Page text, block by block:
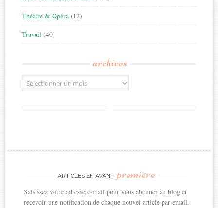
Théâtre & Opéra (12)
Travail (40)
archives
Archives
ARTICLES EN AVANT première
Saisissez votre adresse e-mail pour vous abonner au blog et
recevoir une notification de chaque nouvel article par email.